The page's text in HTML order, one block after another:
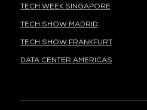
TECH WEEK SINGAPORE
TECH SHOW MADRID
TECH SHOW FRANKFURT
DATA CENTER AMERICAS